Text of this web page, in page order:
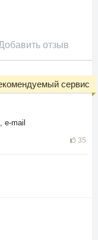
отзыв
e-mail
35
сервис